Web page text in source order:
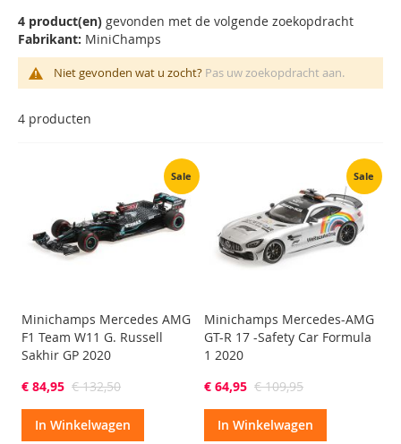
4 product(en) gevonden met de volgende zoekopdracht
Fabrikant: MiniChamps
Niet gevonden wat u zocht? Pas uw zoekopdracht aan.
4 producten
Sale
Minichamps Mercedes AMG
F1 Team W11 G. Russell
Sakhir GP 2020
€ 84,95 € 132,50
In Winkelwagen
Sale
Minichamps Mercedes-AMG
GT-R 17 -Safety Car Formula
1 2020
€ 64,95 € 109,95
In Winkelwagen